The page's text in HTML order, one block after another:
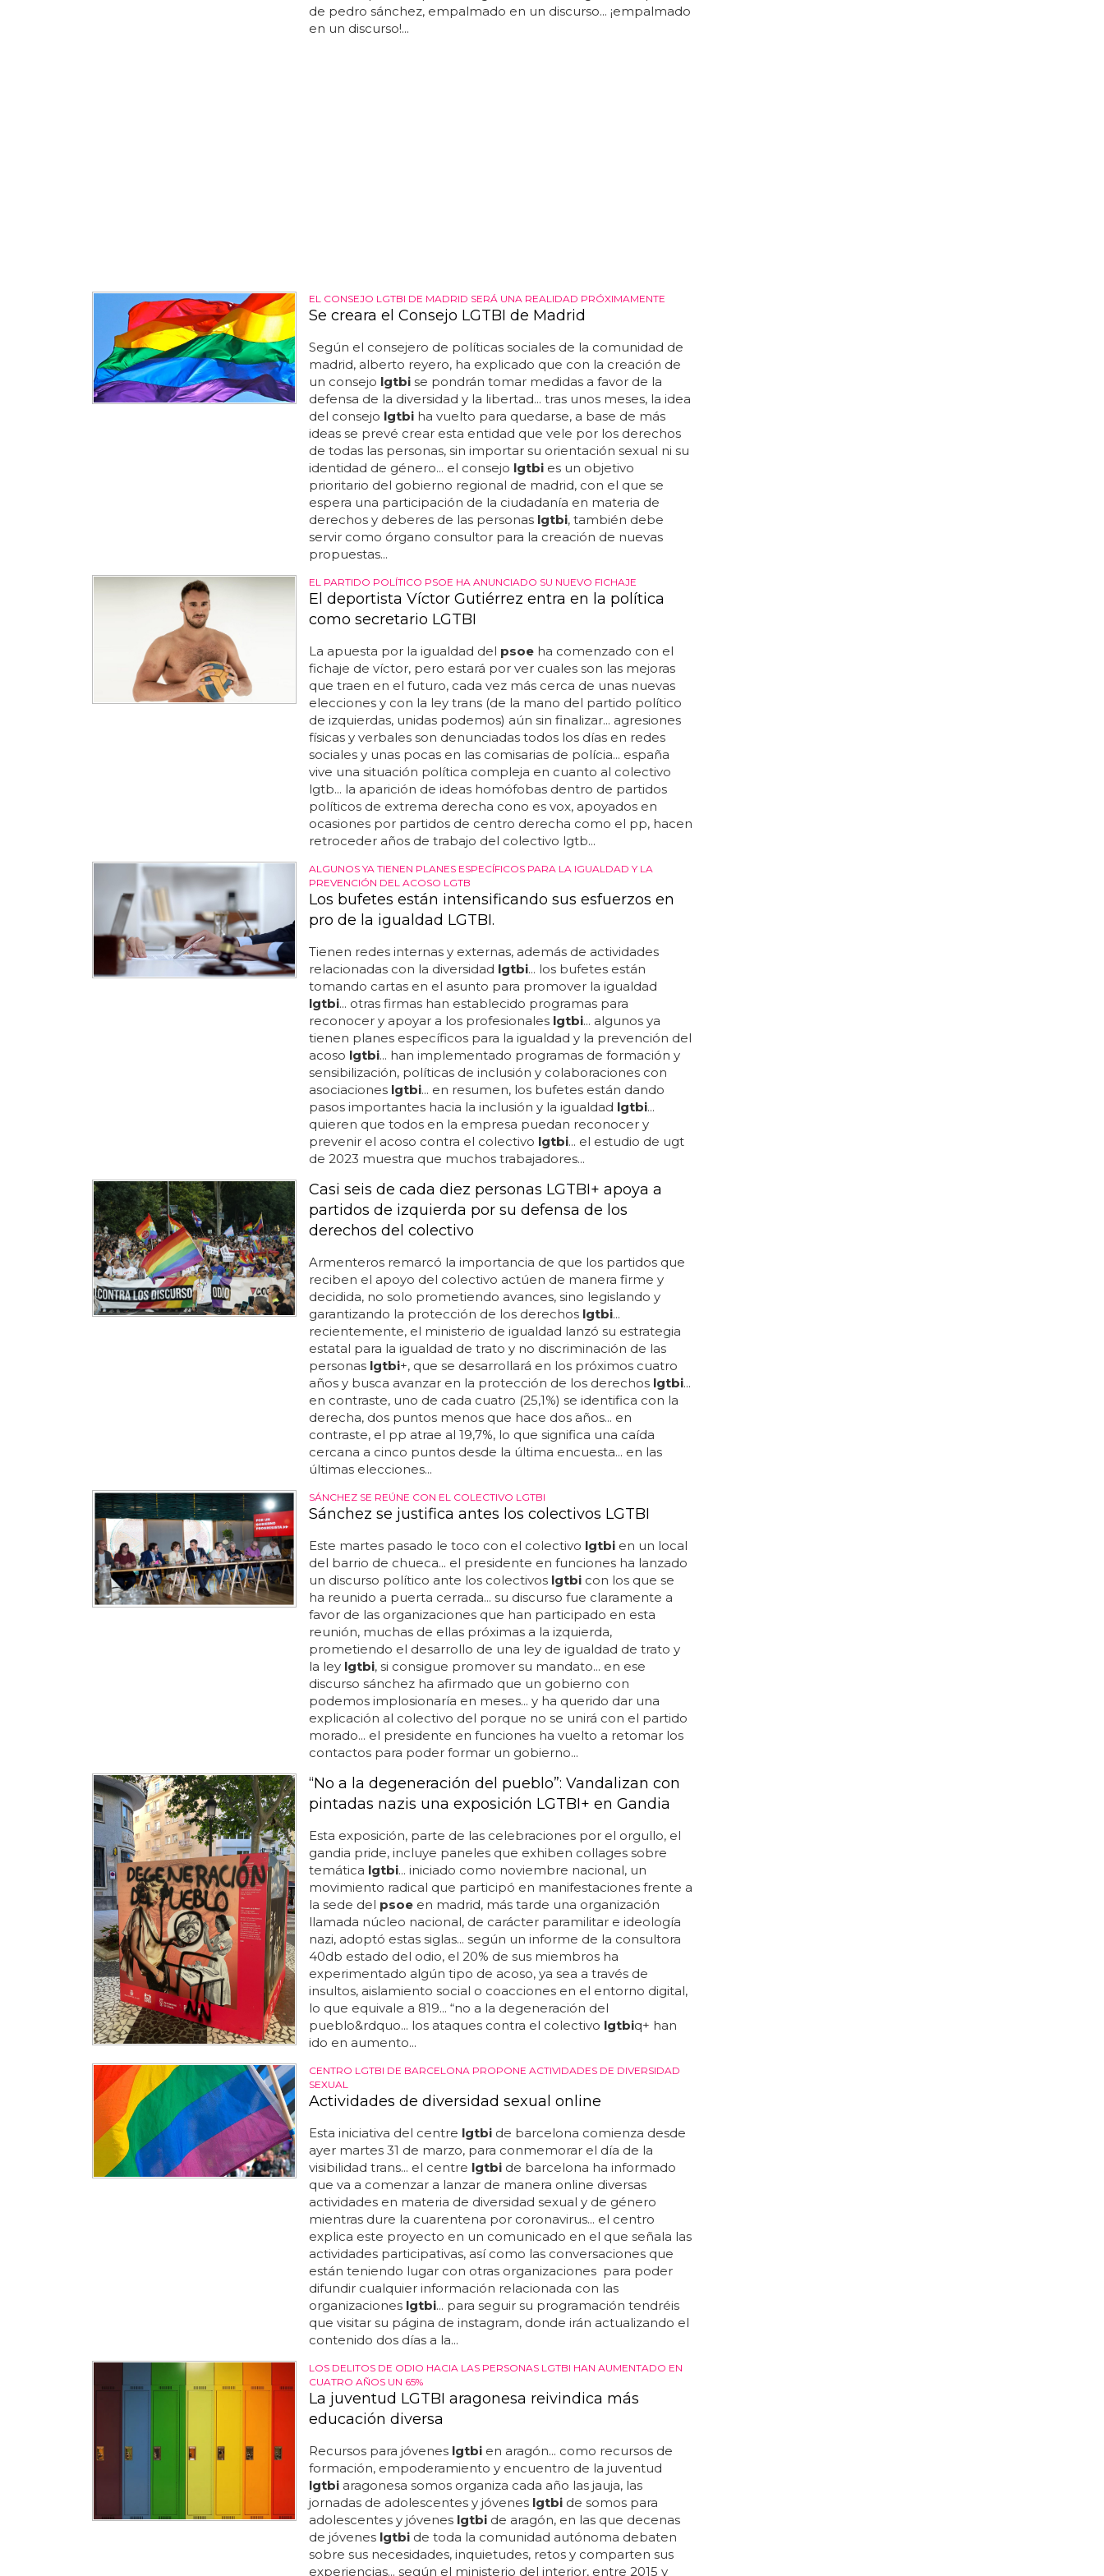
de pedro sánchez, empalmado en un discurso... ¡empalmado
en un discurso!...
EL CONSEJO LGTBI DE MADRID SERÁ UNA REALIDAD PRÓXIMAMENTE
Se creara el Consejo LGTBI de Madrid
Según el consejero de políticas sociales de la comunidad de
madrid, alberto reyero, ha explicado que con la creación de
un consejo lgtbise pondrán tomar medidas a favor de la
defensa de la diversidad y la libertad... tras unos meses, la idea
del consejo lgtbiha vuelto para quedarse, a base de más
ideas se prevé crear esta entidad que vele por los derechos
de todas las personas, sin importar su orientación sexual ni su
identidad de género... el consejo lgtbies un objetivo
prioritario del gobierno regional de madrid, con el que se
espera una participación de la ciudadanía en materia de
derechos y deberes de las personas lgtbi, también debe
servir como órgano consultor para la creación de nuevas
propuestas...
EL PARTIDO POLÍTICO PSOE HA ANUNCIADO SU NUEVO FICHAJE
El deportista Víctor Gutiérrez entra en la política
como secretario LGTBI
La apuesta por la igualdad del psoeha comenzado con el
fichaje de víctor, pero estará por ver cuales son las mejoras
que traen en el futuro, cada vez más cerca de unas nuevas
elecciones y con la ley trans (de la mano del partido político
de izquierdas, unidas podemos) aún sin finalizar... agresiones
físicas y verbales son denunciadas todos los días en redes
sociales y unas pocas en las comisarias de polícia... españa
vive una situación política compleja en cuanto al colectivo
lgtb... la aparición de ideas homófobas dentro de partidos
políticos de extrema derecha cono es vox, apoyados en
ocasiones por partidos de centro derecha como el pp, hacen
retroceder años de trabajo del colectivo lgtb...
ALGUNOS YA TIENEN PLANES ESPECÍFICOS PARA LA IGUALDAD Y LA
PREVENCIÓN DEL ACOSO LGTB
Los bufetes están intensificando sus esfuerzos en
pro de la igualdad LGTBI.
Tienen redes internas y externas, además de actividades
relacionadas con la diversidad lgtbi... los bufetes están
tomando cartas en el asunto para promover la igualdad
lgtbi... otras firmas han establecido programas para
reconocer y apoyar a los profesionales lgtbi... algunos ya
tienen planes específicos para la igualdad y la prevención del
acoso lgtbi... han implementado programas de formación y
sensibilización, políticas de inclusión y colaboraciones con
asociaciones lgtbi... en resumen, los bufetes están dando
pasos importantes hacia la inclusión y la igualdad lgtbi...
quieren que todos en la empresa puedan reconocer y
prevenir el acoso contra el colectivo lgtbi... el estudio de ugt
de 2023 muestra que muchos trabajadores...
Casi seis de cada diez personas LGTBI+ apoya a
partidos de izquierda por su defensa de los
derechos del colectivo
Armenteros remarcó la importancia de que los partidos que
reciben el apoyo del colectivo actúen de manera firme y
decidida, no solo prometiendo avances, sino legislando y
garantizando la protección de los derechos lgtbi...
recientemente, el ministerio de igualdad lanzó su estrategia
estatal para la igualdad de trato y no discriminación de las
personas lgtbi+, que se desarrollará en los próximos cuatro
años y busca avanzar en la protección de los derechos lgtbi...
en contraste, uno de cada cuatro (25,1%) se identifica con la
derecha, dos puntos menos que hace dos años... en
contraste, el pp atrae al 19,7%, lo que significa una caída
cercana a cinco puntos desde la última encuesta... en las
últimas elecciones...
SÁNCHEZ SE REÚNE CON EL COLECTIVO LGTBI
Sánchez se justifica antes los colectivos LGTBI
Este martes pasado le toco con el colectivo lgtbien un local
del barrio de chueca... el presidente en funciones ha lanzado
un discurso político ante los colectivos lgtbicon los que se
ha reunido a puerta cerrada... su discurso fue claramente a
favor de las organizaciones que han participado en esta
reunión, muchas de ellas próximas a la izquierda,
prometiendo el desarrollo de una ley de igualdad de trato y
la ley lgtbi, si consigue promover su mandato... en ese
discurso sánchez ha afirmado que un gobierno con
podemos implosionaría en meses... y ha querido dar una
explicación al colectivo del porque no se unirá con el partido
morado... el presidente en funciones ha vuelto a retomar los
contactos para poder formar un gobierno...
“No a la degeneración del pueblo”: Vandalizan con
pintadas nazis una exposición LGTBI+ en Gandia
Esta exposición, parte de las celebraciones por el orgullo, el
gandia pride, incluye paneles que exhiben collages sobre
temática lgtbi... iniciado como noviembre nacional, un
movimiento radical que participó en manifestaciones frente a
la sede del psoeen madrid, más tarde una organización
llamada núcleo nacional, de carácter paramilitar e ideología
nazi, adoptó estas siglas... según un informe de la consultora
40db estado del odio, el 20% de sus miembros ha
experimentado algún tipo de acoso, ya sea a través de
insultos, aislamiento social o coacciones en el entorno digital,
lo que equivale a 819... “no a la degeneración del
pueblo&rdquo... los ataques contra el colectivo lgtbiq+ han
ido en aumento...
CENTRO LGTBI DE BARCELONA PROPONE ACTIVIDADES DE DIVERSIDAD
SEXUAL
Actividades de diversidad sexual online
Esta iniciativa del centre lgtbide barcelona comienza desde
ayer martes 31 de marzo, para conmemorar el día de la
visibilidad trans... el centre lgtbide barcelona ha informado
que va a comenzar a lanzar de manera online diversas
actividades en materia de diversidad sexual y de género
mientras dure la cuarentena por coronavirus... el centro
explica este proyecto en un comunicado en el que señala las
actividades participativas, así como las conversaciones que
están teniendo lugar con otras organizaciones para poder
difundir cualquier información relacionada con las
organizaciones lgtbi... para seguir su programación tendréis
que visitar su página de instagram, donde irán actualizando el
contenido dos días a la...
LOS DELITOS DE ODIO HACIA LAS PERSONAS LGTBI HAN AUMENTADO EN
CUATRO AÑOS UN 65%
La juventud LGTBI aragonesa reivindica más
educación diversa
Recursos para jóvenes lgtbien aragón... como recursos de
formación, empoderamiento y encuentro de la juventud
lgtbiaragonesa somos organiza cada año las jauja, las
jornadas de adolescentes y jóvenes lgtbide somos para
adolescentes y jóvenes lgtbide aragón, en las que decenas
de jóvenes lgtbide toda la comunidad autónoma debaten
sobre sus necesidades, inquietudes, retos y comparten sus
experiencias... según el ministerio del interior, entre 2015 y